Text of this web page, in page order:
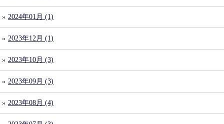
2024年01月 (1)
2023年12月 (1)
2023年10月 (3)
2023年09月 (3)
2023年08月 (4)